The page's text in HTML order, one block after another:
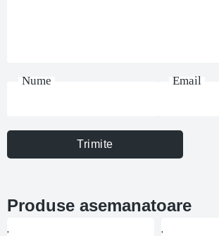
Nume Email
Trimite
Produse asemanatoare